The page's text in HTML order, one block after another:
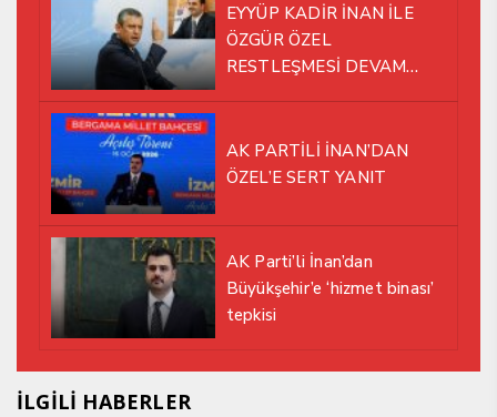
EYYÜP KADİR İNAN İLE
ÖZGÜR ÖZEL
RESTLEŞMESİ DEVAM
AK PARTİLİ İNAN’DAN
ÖZEL’E SERT YANIT
AK Parti’li İnan’dan
Büyükşehir’e ‘hizmet binası’
tepkisi
İLGİLİ HABERLER